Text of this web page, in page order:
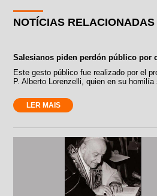
NOTÍCIAS RELACIONADAS
Salesianos piden perdón público por
Este gesto público fue realizado por el
P. Alberto Lorenzelli, quien en su homilía
LER MAIS